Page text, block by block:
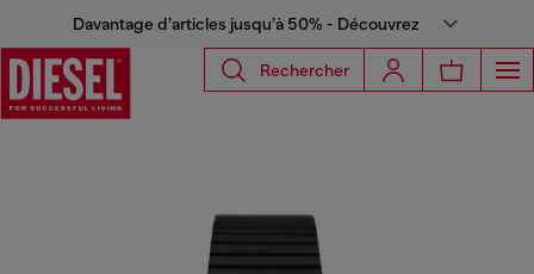
Davantage d’articles jusqu’à 50% - Découvrez
Rechercher